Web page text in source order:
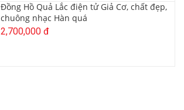
Đồng Hồ Quả Lắc điện tử Giả Cơ, chất đẹp,
chuông nhạc Hàn quá
2,700,000 đ